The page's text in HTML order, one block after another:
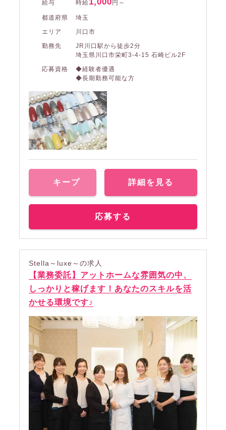
給与 時給 円～
都道府県
埼玉
エリア
川口市
勤務先
JR川口駅から徒歩2分
埼玉県川口市栄町3-4-15 石崎ビル2F
応募資格
◆経験者優遇
◆長期勤務可能な方
キープ 詳細を見る
応募する
Stella～luxe～の求人
【業務委託】アットホームな雰囲気の中、
しっかりと稼げます！あなたのスキルを活
かせる環境です♪